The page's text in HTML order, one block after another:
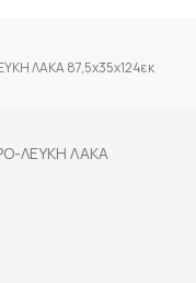
ΛΑΚΑ 87,5x35x124εκ